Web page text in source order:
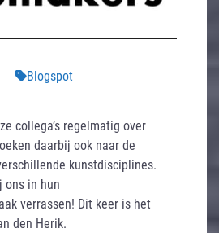
Blogspot
collega’s regelmatig over
daarbij ook naar de
kunstdisciplines.
ons in hun
verrassen! Dit keer is het
den Herik.